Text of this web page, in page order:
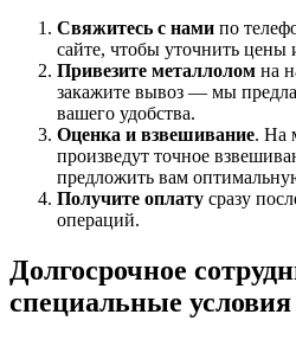
Свяжитесь с нами по
сайте, чтобы уточнить цены
Привезите металлолом на
закажите вывоз — мы
вашего удобства.
Оценка и взвешивание. На
произведут точное
предложить вам
Получите оплату сразу
операций.
Долгосрочное
специальные условия